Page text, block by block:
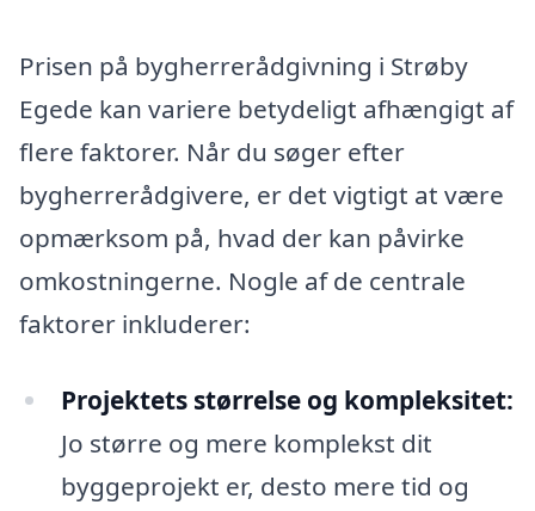
Prisen på bygherrerådgivning i Strøby
Egede kan variere betydeligt afhængigt af
flere faktorer. Når du søger efter
bygherrerådgivere, er det vigtigt at være
opmærksom på, hvad der kan påvirke
omkostningerne. Nogle af de centrale
faktorer inkluderer:
Projektets størrelse og kompleksitet:
Jo større og mere komplekst dit
byggeprojekt er, desto mere tid og